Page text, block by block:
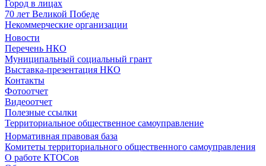
Город в лицах
70 лет Великой Победе
Некоммерческие организации
Новости
Перечень НКО
Муниципальный социальный грант
Выставка-презентация НКО
Контакты
Фотоотчет
Видеоотчет
Полезные ссылки
Территориальное общественное самоуправление
Нормативная правовая база
Комитеты территориального общественного самоуправления
О работе КТОСов